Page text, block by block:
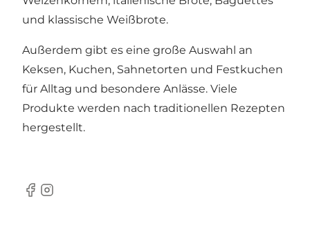
und klassische Weißbrote.
Außerdem gibt es eine große Auswahl an
Keksen, Kuchen, Sahnetorten und Festkuchen
für Alltag und besondere Anlässe. Viele
Produkte werden nach traditionellen Rezepten
hergestellt.
Facebook
Instagram